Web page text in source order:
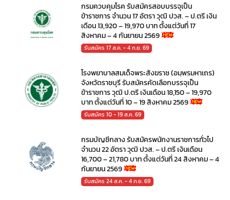
กรมควบคุมโรค รับสมัครสอบบรรจุเป็น
ข้าราชการ จำนวน 17 อัตรา วุฒิ ปวส. – ป.ตรี เงิน
เดือน 13,920 – 19,970 บาท ตั้งแต่วันที่ 17
สิงหาคม – 4 กันยายน 2569
รับสมัคร 17 ส.ค. - 4 ก.ย. 69
โรงพยาบาลสมเด็จพระสังฆราช (อมฺพรมหาเถร)
จังหวัดราชบุรี รับสมัครคัดเลือกบรรจุเป็น
ข้าราชการ วุฒิ ป.ตรี เงินเดือน 18,150 – 19,970
บาท ตั้งแต่วันที่ 10 – 19 สิงหาคม 2569
รับสมัคร 10 - 19 ส.ค. 69
กรมบัญชีกลาง รับสมัครพนักงานราชการทั่วไป
จำนวน 22 อัตรา วุฒิ ปวส. – ป.ตรี เงินเดือน
16,700 – 21,780 บาท ตั้งแต่วันที่ 24 สิงหาคม – 4
กันยายน 2569
รับสมัคร 24 ส.ค. - 4 ก.ย. 69